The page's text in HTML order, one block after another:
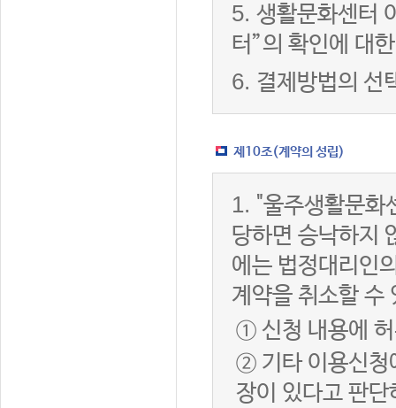
5. 생활문화센터
터”의 확인에 대
6. 결제방법의 선
제10조(계약의 성립)
1. "울주생활문화
당하면 승낙하지
에는 법정대리인
계약을 취소할 수
① 신청 내용에
② 기타 이용신청
장이 있다고 판단